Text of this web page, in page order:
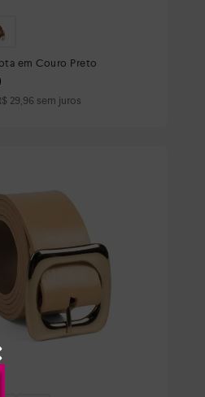
em Couro Preto
29,96 sem juros